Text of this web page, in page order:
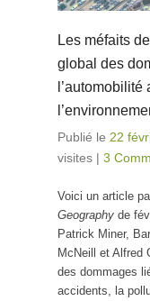
Les méfaits
global des
Publié le 22
visites | 3
Voici un article
Geography de
Patrick Miner,
McNeill et Alfred
des dommages
accidents, la